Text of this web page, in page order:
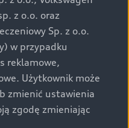
wyposażenia i
umowie sprzedaży, a
zawiera
Zastrzegamy
Wszelkie informacje
na dzień ich
najnowszych
się z Partnerem Marki
z o.o. oraz
Sp. z o.o.
w przypadku
reklamowe,
Użytkownik może
zmienić ustawienia
zgodę zmieniając